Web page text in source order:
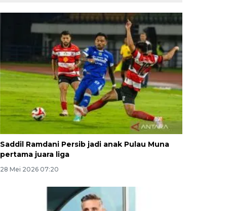
Saddil Ramdani Persib jadi anak Pulau Muna
pertama juara liga
28 Mei 2026 07:20